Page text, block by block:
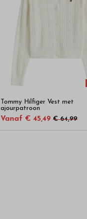
Tommy Hilfiger Vest met
ajourpatroon
Vanaf € 45,49 € 64,99